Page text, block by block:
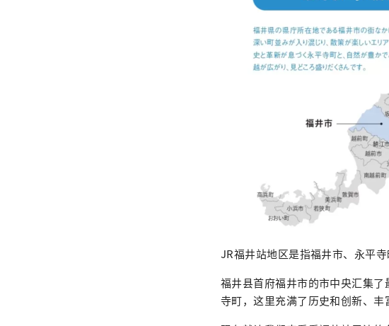
JR福井站地区是指福井市、永平
福井县首府福井市的市中央汇集
寺町，这里充满了历史和创新、丰